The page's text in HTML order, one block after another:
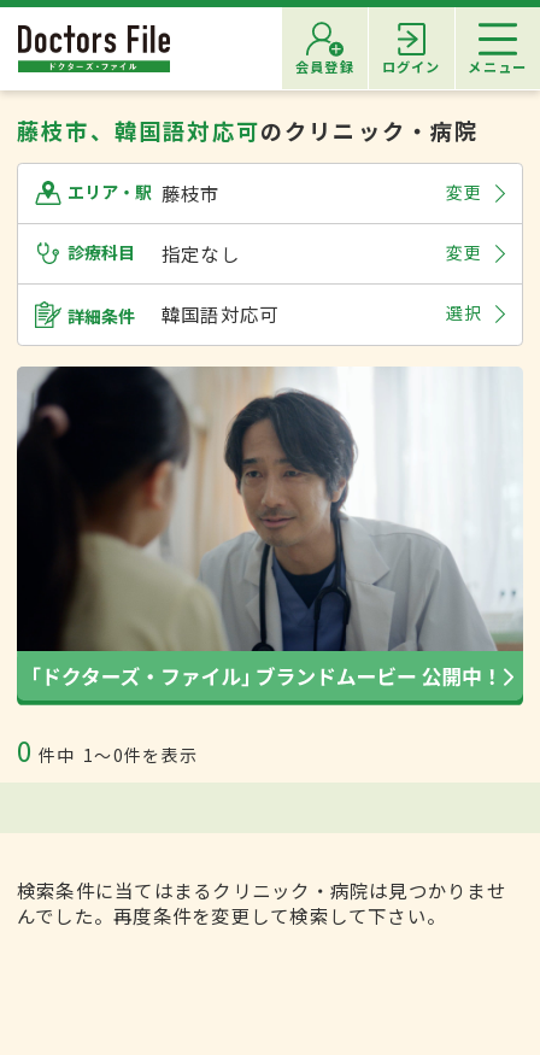
会員登録 ログイン メニュー
藤枝市、韓国語対応可のクリニック・病院
エリア・駅 藤枝市 変更
診療科目 指定なし 変更
詳細条件 韓国語対応可 選択
0 件中 1〜0件を表示
検索条件に当てはまるクリニック・病院は見つかりませ
んでした。再度条件を変更して検索して下さい。